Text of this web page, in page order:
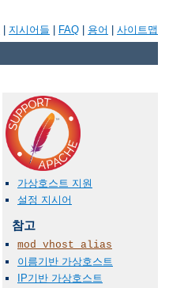
지시어들 FAQ 용어 사이트맵
가상호스트 지원
설정 지시어
참고
mod_vhost_alias
이름기반 가상호스트
IP기반 가상호스트